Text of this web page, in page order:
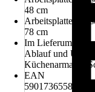
48 cm
78 cm
Im Lieferumfang
Ablauf und
Küchenarmatur,
EAN
5901736558627